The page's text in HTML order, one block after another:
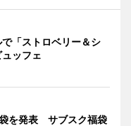
「ストロベリー＆シ
ッフェ
を発表 サブスク福袋